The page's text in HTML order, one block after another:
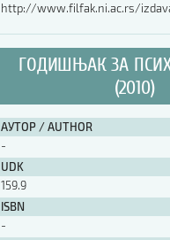
http://www.filfak.ni.ac.rs/
ГОДИШЊАК ЗА
(2010)
АУТОР / AUTHOR
-
UDK
159.9
ISBN
-